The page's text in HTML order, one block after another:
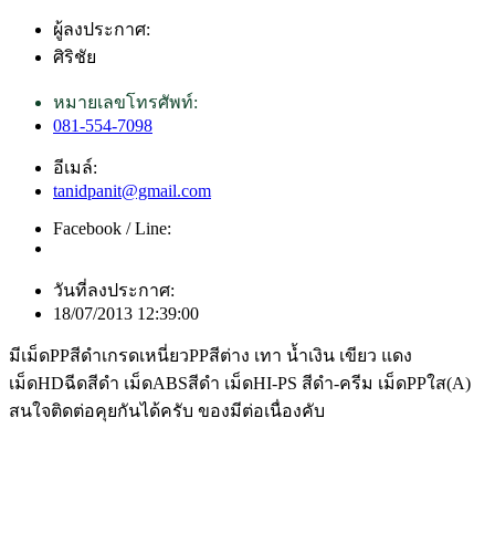
ผู้ลงประกาศ:
ศิริชัย
หมายเลขโทรศัพท์:
081-554-7098
อีเมล์:
tanidpanit@gmail.com
Facebook / Line:
วันที่ลงประกาศ:
18/07/2013 12:39:00
มีเม็ดPPสีดำเกรดเหนี่ยวPPสีต่าง เทา น้ำเงิน เขียว แดง
เม็ดHDฉีดสีดำ เม็ดABSสีดำ เม็ดHI-PS สีดำ-ครีม เม็ดPPใส(A)
สนใจติดต่อคุยกันได้ครับ ของมีต่อเนื่องคับ